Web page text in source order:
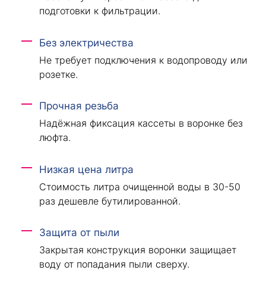
подготовки к фильтрации.
Без электричества
Не требует подключения к водопроводу или
розетке.
Прочная резьба
Надёжная фиксация кассеты в воронке без
люфта.
Низкая цена литра
Стоимость литра очищенной воды в 30-50
раз дешевле бутилированной.
Защита от пыли
Закрытая конструкция воронки защищает
воду от попадания пыли сверху.